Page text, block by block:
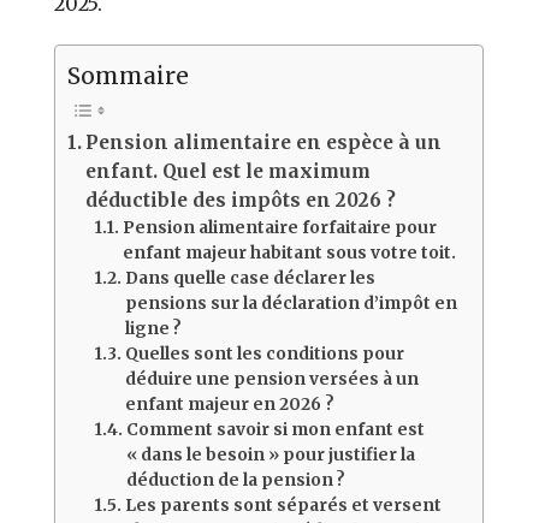
Sommaire
Pension alimentaire en espèce à un
enfant. Quel est le maximum
déductible des impôts en 2026 ?
Pension alimentaire forfaitaire pour
enfant majeur habitant sous votre toit.
Dans quelle case déclarer les
pensions sur la déclaration d’impôt en
ligne ?
Quelles sont les conditions pour
déduire une pension versées à un
enfant majeur en 2026 ?
Comment savoir si mon enfant est
« dans le besoin » pour justifier la
déduction de la pension ?
Les parents sont séparés et versent